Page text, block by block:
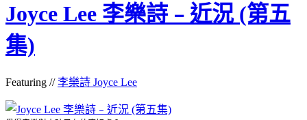
Joyce Lee 李樂詩﹣近況 (第五
集)
Featuring //李樂詩 Joyce Lee